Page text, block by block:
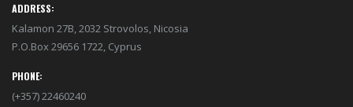
ADDRESS:
Kalamon 27B, 2032 Strovolos, Nicosia
P.O.Box 29656 1722, Cyprus
PHONE:
(+357) 22460240